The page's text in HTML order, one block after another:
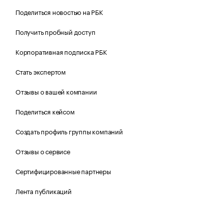
Поделиться новостью на РБК
Получить пробный доступ
Корпоративная подписка РБК
Стать экспертом
Отзывы о вашей компании
Поделиться кейсом
Создать профиль группы компаний
Отзывы о сервисе
Сертифицированные партнеры
Лента публикаций